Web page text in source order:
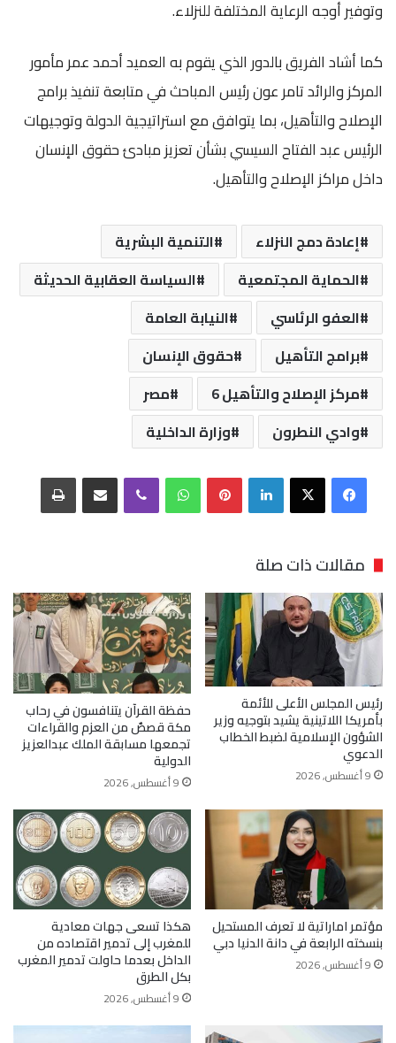
وتوفير أوجه الرعاية المختلفة للنزلاء.
كما أشاد الفريق بالدور الذي يقوم به العميد أحمد عمر مأمور
المركز والرائد تامر عون رئيس المباحث في متابعة تنفيذ برامج
الإصلاح والتأهيل، بما يتوافق مع استراتيجية الدولة وتوجيهات
الرئيس عبد الفتاح السيسي بشأن تعزيز مبادئ حقوق الإنسان
داخل مراكز الإصلاح والتأهيل.
إعادة دمج النزلاء
التنمية البشرية
الحماية المجتمعية
السياسة العقابية الحديثة
العفو الرئاسي
النيابة العامة
برامج التأهيل
حقوق الإنسان
مركز الإصلاح والتأهيل 6
مصر
وادي النطرون
وزارة الداخلية
فيسبوك‫X لينكدإن بينتيريستواتساب ڤايبر مشاركة عبر البريد طباعة
مقالات ذات صلة
رئيس المجلس الأعلى للأئمة
بأمريكا اللاتينية يشيد بتوجيه وزير
الشؤون الإسلامية لضبط الخطاب
الدعوي
9 أغسطس, 2026
حفظة القرآن يتنافسون في رحاب
مكة قصصٌ من العزم والقراءات
تجمعها مسابقة الملك عبدالعزيز
الدولية
9 أغسطس, 2026
مؤتمر اماراتية لا تعرف المستحيل
بنسخته الرابعة في دانة الدنيا دبي
9 أغسطس, 2026
هكذا تسعى جهات معادية
للمغرب إلى تدمير اقتصاده من
الداخل بعدما حاولت تدمير المغرب
بكل الطرق
9 أغسطس, 2026